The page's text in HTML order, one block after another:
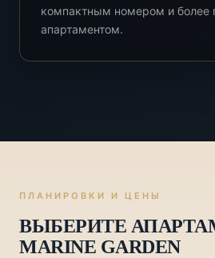
компактным номером и более
апартаментом.
ПЛАНИРОВКИ И ЦЕНЫ
ВЫБЕРИТЕ
MARINE GARDEN